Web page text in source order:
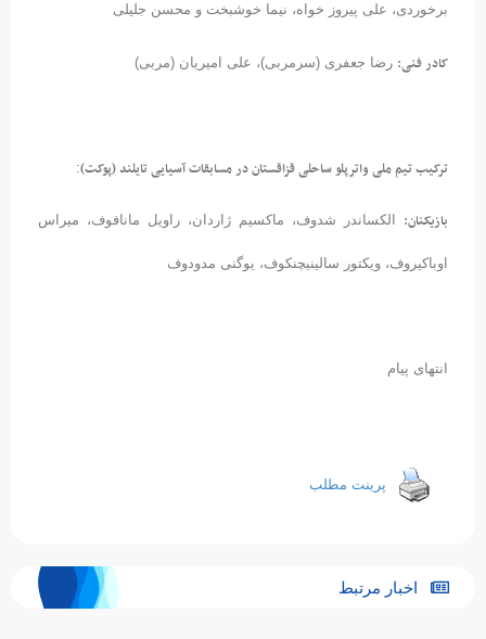
برخوردی، علی پیروز خواه، نیما خوشبخت و محسن جلیلی
کادر فنی:رضا جعفری (سرمربی)، علی امیریان (مربی)
ترکیب تیم ملی واترپلو ساحلی قزاقستان در مسابقات آسیایی تایلند (پوکت):
بازیکنان:الکساندر شدوف، ماکسیم ژاردان، راویل مانافوف، میراس
اوباکیروف، ویکتور سالینیچنکوف، یوگنی مدودوف
انتهای پیام
پرینت مطلب
اخبار مرتبط